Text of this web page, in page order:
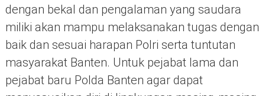
dengan bekal dan pengalaman yang saudara
miliki akan mampu melaksanakan tugas dengan
baik dan sesuai harapan Polri serta tuntutan
masyarakat Banten. Untuk pejabat lama dan
pejabat baru Polda Banten agar dapat